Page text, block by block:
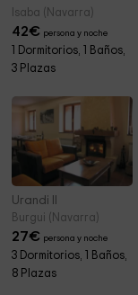
Isaba (Navarra)
42€ persona y noche
1 Dormitorios, 1 Baños,
3 Plazas
Urandi II
Burgui (Navarra)
27€ persona y noche
3 Dormitorios, 1 Baños,
8 Plazas